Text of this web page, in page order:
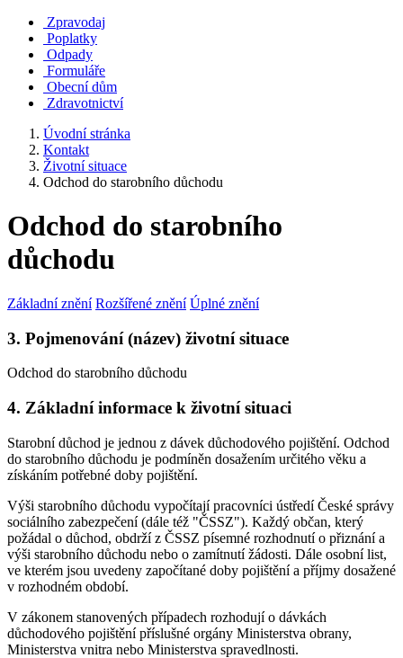
Zpravodaj
Poplatky
Odpady
Formuláře
Obecní dům
Zdravotnictví
Úvodní stránka
Kontakt
Životní situace
Odchod do starobního důchodu
Odchod do starobního
důchodu
Základní znění Rozšířené znění Úplné znění
3. Pojmenování (název) životní situace
Odchod do starobního důchodu
4. Základní informace k životní situaci
Starobní důchod je jednou z dávek důchodového pojištění. Odchod
do starobního důchodu je podmíněn dosažením určitého věku a
získáním potřebné doby pojištění.
Výši starobního důchodu vypočítají pracovníci ústředí České správy
sociálního zabezpečení (dále též "ČSSZ"). Každý občan, který
požádal o důchod, obdrží z ČSSZ písemné rozhodnutí o přiznání a
výši starobního důchodu nebo o zamítnutí žádosti. Dále osobní list,
ve kterém jsou uvedeny započítané doby pojištění a příjmy dosažené
v rozhodném období.
V zákonem stanovených případech rozhodují o dávkách
důchodového pojištění příslušné orgány Ministerstva obrany,
Ministerstva vnitra nebo Ministerstva spravedlnosti.